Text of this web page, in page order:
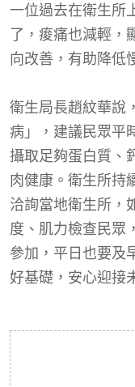
一位過去在衛生所
了，痠痛也減輕，
向改善，有助降低
衛生局長趙紋華說
病」，建議民眾平
攝取足夠蛋白質、
肉健康。衛生所持
洽詢當地衛生所，
度、肌力檢查民眾
參加，平日也要及
好基礎，安心迎接